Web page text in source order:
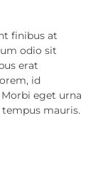
finibus at
odio sit
erat
id
eget urna
mauris.